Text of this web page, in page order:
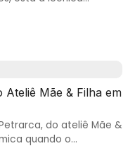
Ateliê Mãe & Filha em
do ateliê Mãe &
quando o…